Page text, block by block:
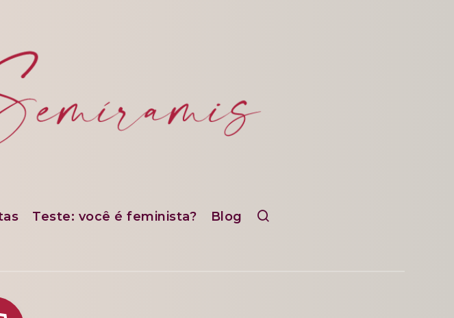
Teste: você é feminista? Blog